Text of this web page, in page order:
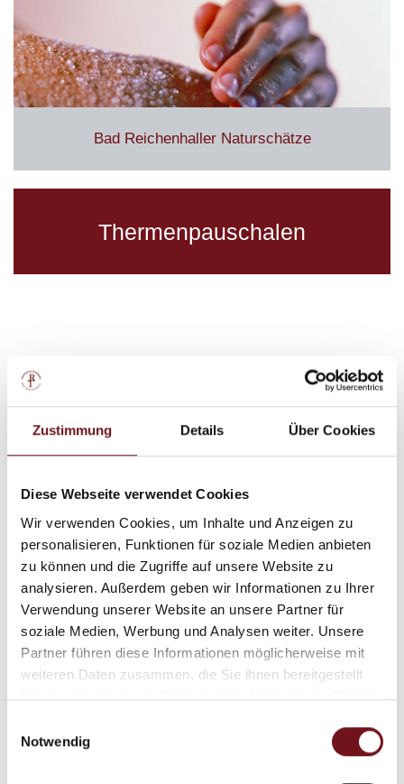
Zustimmung Details Über Cookies
Diese Webseite verwendet Cookies
Wir verwenden Cookies, um Inhalte und Anzeigen zu
personalisieren, Funktionen für soziale Medien anbieten
zu können und die Zugriffe auf unsere Website zu
analysieren. Außerdem geben wir Informationen zu Ihrer
Verwendung unserer Website an unsere Partner für
soziale Medien, Werbung und Analysen weiter. Unsere
Partner führen diese Informationen möglicherweise mit
weiteren Daten zusammen, die Sie ihnen bereitgestellt
haben oder die sie im Rahmen Ihrer Nutzung der Dienste
Notwendig
Virtueller 3D-Rundgang
Virtueller 3D-Rundgang
Bad Reichenhaller Naturschätze
Thermenpauschalen
Edel und modern ist das Ambiente im WellnessCenter.
Es erstreckt sich über verschiedene
Behandlungsräume, eine Ruhelounge und den
Empfangsbereich. Mit AlpenWellness wird Ihr Aufenthalt
zum einmaligen Erlebnis. Wählen Sie entsprechend
Ihrer individuellen Bedürfnissen zwischen
aktivierenden, entspannenden oder ausgleichenden
Unser qualifiziertes Fachpersonal berät Sie gerne.